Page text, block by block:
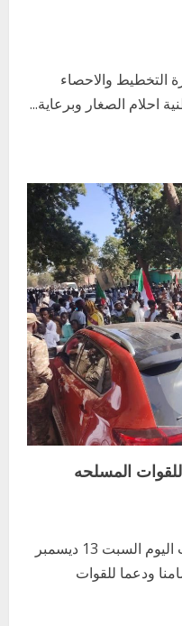
التخطيط والاحصاء
احلام الصغار وبرعاية...
المسلحه
مدني/هبه عبدالله أرباب انطلقت اليوم السبت 13 ديسمبر
ودعما للقوات